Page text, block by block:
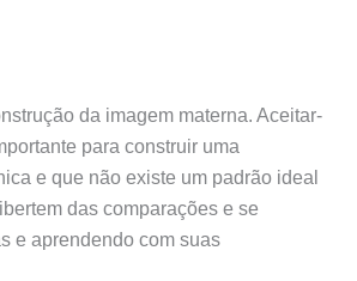
da imagem materna. Aceitar-
para construir uma
e que não existe um padrão ideal
das comparações e se
e aprendendo com suas